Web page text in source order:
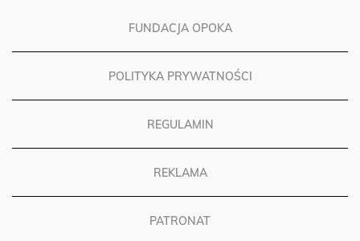
FUNDACJA OPOKA
POLITYKA PRYWATNOŚCI
REGULAMIN
REKLAMA
PATRONAT